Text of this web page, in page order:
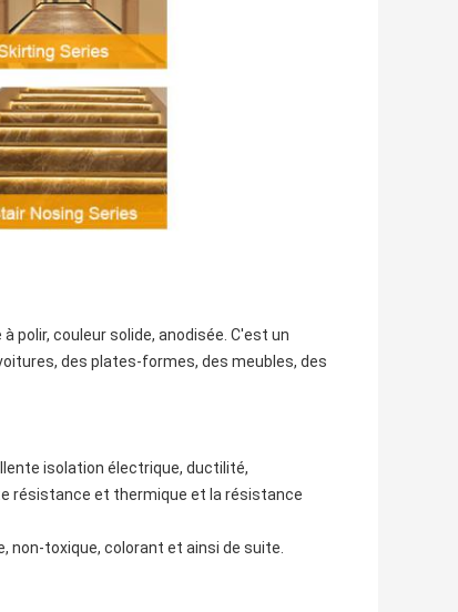
polir, couleur solide, anodisée. C'est un
des plates-formes, des meubles, des
isolation électrique, ductilité,
résistance et thermique et la résistance
non-toxique, colorant et ainsi de suite.